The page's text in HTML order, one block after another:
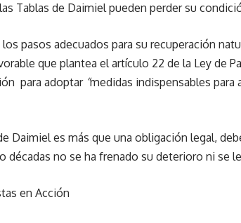
Tablas de Daimiel pueden perder su
pasos adecuados para su recuperación
que plantea el artículo 22 de la Ley de
para adoptar “medidas indispensables
Daimiel es más que una obligación legal,
décadas no se ha frenado su deterioro ni se
en Acción